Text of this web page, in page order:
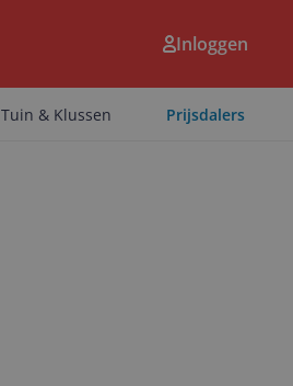
Inloggen
Tuin & Klussen Prijsdalers